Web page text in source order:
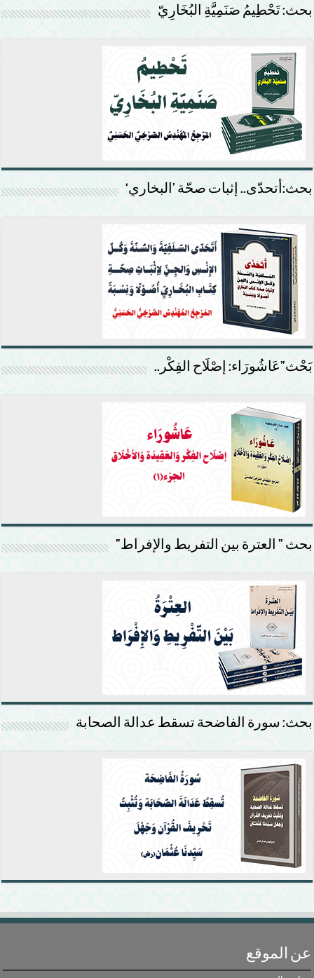
بحث: تَحْطِيمُ صَنَمِيَّةِ البُخَارِيّ
بحث:أتحدّى.. إثبات صحّة ’البخاري‘
بَحْث”عَاشُورَاء: إصْلَاح الفِكْر..
بحث ” العترة بين التفريط والإفراط”
بحث: سورة الفاضحة تسقط عدالة الصحابة
عن الموقع